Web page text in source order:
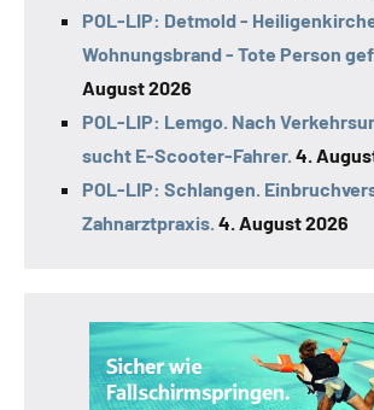
POL-LIP: Detmold -
Wohnungsbrand - Tote Person
August 2026
POL-LIP: Lemgo. Nach
sucht E-Scooter-Fahrer. 4.
POL-LIP: Schlangen.
Zahnarztpraxis. 4. August 2026